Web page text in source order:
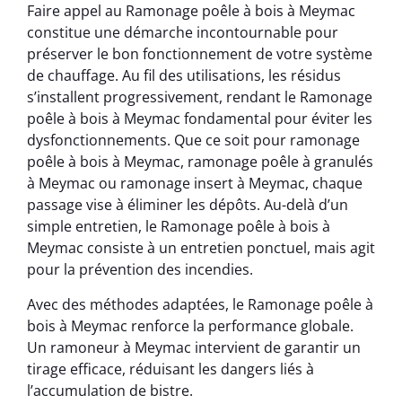
Faire appel au Ramonage poêle à bois à Meymac
constitue une démarche incontournable pour
préserver le bon fonctionnement de votre système
de chauffage. Au fil des utilisations, les résidus
s’installent progressivement, rendant le Ramonage
poêle à bois à Meymac fondamental pour éviter les
dysfonctionnements. Que ce soit pour ramonage
poêle à bois à Meymac, ramonage poêle à granulés
à Meymac ou ramonage insert à Meymac, chaque
passage vise à éliminer les dépôts. Au-delà d’un
simple entretien, le Ramonage poêle à bois à
Meymac consiste à un entretien ponctuel, mais agit
pour la prévention des incendies.
Avec des méthodes adaptées, le Ramonage poêle à
bois à Meymac renforce la performance globale.
Un ramoneur à Meymac intervient de garantir un
tirage efficace, réduisant les dangers liés à
l’accumulation de bistre.